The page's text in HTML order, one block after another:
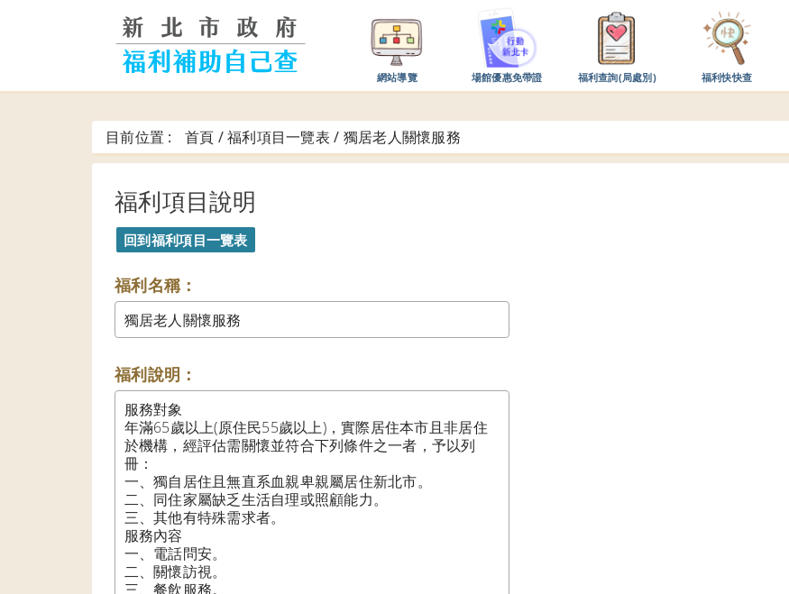
網站導覽 場館優惠免帶證 福利查詢(局處別) 福利快快查
目前位置 : 首頁 / 福利項目一覽表 / 獨居老人關懷服務
福利項目說明
福利名稱：
獨居老人關懷服務
福利說明：
服務對象
年滿65歲以上(原住民55歲以上)，實際居住本市且非居住
於機構，經評估需關懷並符合下列條件之一者，予以列
冊：
一、獨自居住且無直系血親卑親屬居住新北市。
二、同住家屬缺乏生活自理或照顧能力。
三、其他有特殊需求者。
服務內容
一、電話問安。
二、關懷訪視。
三、餐飲服務。